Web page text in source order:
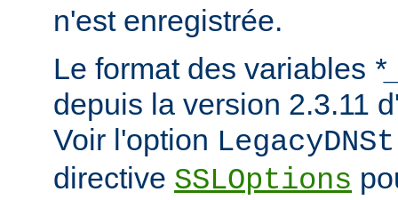
n'est enregistrée.
Le format des variables
depuis la version 2.3.11
Voir l'option
directive SSLOptions